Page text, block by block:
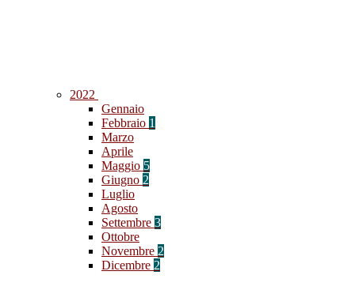
2022
Gennaio
Febbraio 1
Marzo
Aprile
Maggio 5
Giugno 2
Luglio
Agosto
Settembre 3
Ottobre
Novembre 2
Dicembre 2